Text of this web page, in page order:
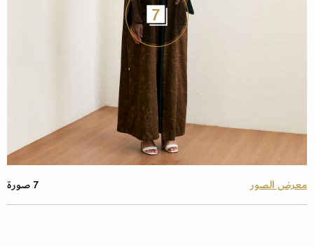
7
معرض الصور 7 صورة